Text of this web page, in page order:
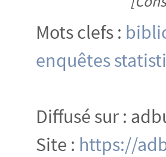
Mots clefs :
enquêtes
Diffusé sur :
Site : https://